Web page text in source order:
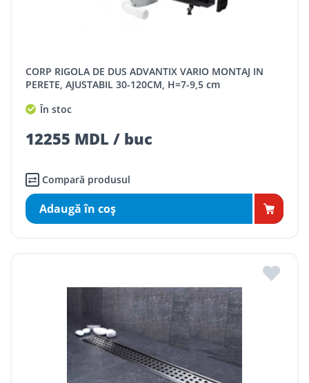
CORP RIGOLA DE DUS ADVANTIX VARIO MONTAJ IN
PERETE, AJUSTABIL 30-120CM, H=7-9,5 cm
În stoc
12255 MDL / buc
Compară produsul
Adaugă în coş